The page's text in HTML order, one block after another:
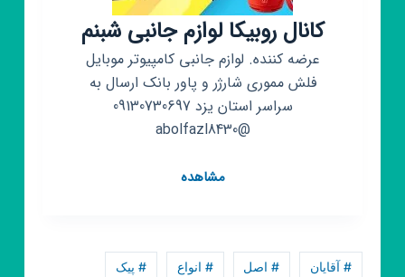
کانال روبیکا لوازم جانبی شبنم
عرضه کننده. لوازم جانبی کامپیوتر موبایل
فلش مموری شارژر و پاور بانک ارسال به
سراسر استان یزد 09130730697
@abolfazl8430
مشاهدهکانال
شبنم
# آقایان # اصل # انواع # پیک